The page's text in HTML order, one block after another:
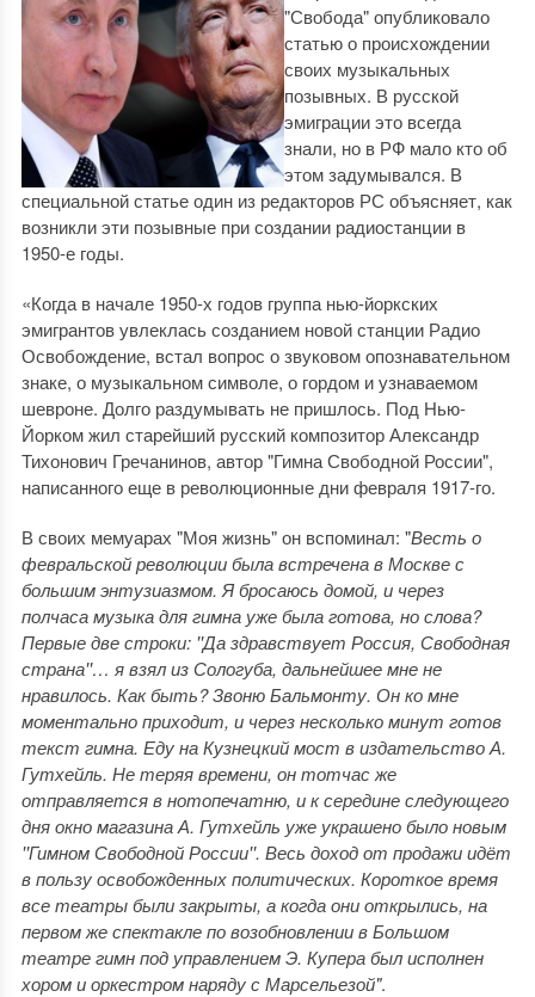
"Свобода" опубликовало
статью о происхождении
своих музыкальных
позывных. В русской
эмиграции это всегда
знали, но в РФ мало кто об
этом задумывался. В
специальной статье один из редакторов РС объясняет, как
возникли эти позывные при создании радиостанции в
1950-е годы.
«Когда в начале 1950-х годов группа нью-йоркских
эмигрантов увлеклась созданием новой станции Радио
Освобождение, встал вопрос о звуковом опознавательном
знаке, о музыкальном символе, о гордом и узнаваемом
шевроне. Долго раздумывать не пришлось. Под Нью-
Йорком жил старейший русский композитор Александр
Тихонович Гречанинов, автор "Гимна Свободной России",
написанного еще в революционные дни февраля 1917-го.
В своих мемуарах "Моя жизнь" он вспоминал: "Весть о
февральской революции была встречена в Москве с
большим энтузиазмом. Я бросаюсь домой, и через
полчаса музыка для гимна уже была готова, но слова?
Первые две строки: ''Да здравствует Россия, Свободная
страна''… я взял из Сологуба, дальнейшее мне не
нравилось. Как быть? Звоню Бальмонту. Он ко мне
моментально приходит, и через несколько минут готов
текст гимна. Еду на Кузнецкий мост в издательство А.
Гутхейль. Не теряя времени, он тотчас же
отправляется в нотопечатню, и к середине следующего
дня окно магазина А. Гутхейль уже украшено было новым
''Гимном Свободной России''. Весь доход от продажи идёт
в пользу освобожденных политических. Короткое время
все театры были закрыты, а когда они открылись, на
первом же спектакле по возобновлении в Большом
театре гимн под управлением Э. Купера был исполнен
хором и оркестром наряду с Марсельезой".